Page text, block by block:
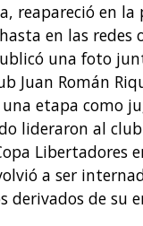
reapareció en la
en las redes
una foto
Juan Román
etapa como
lideraron al
Libertadores
a ser
derivados de su